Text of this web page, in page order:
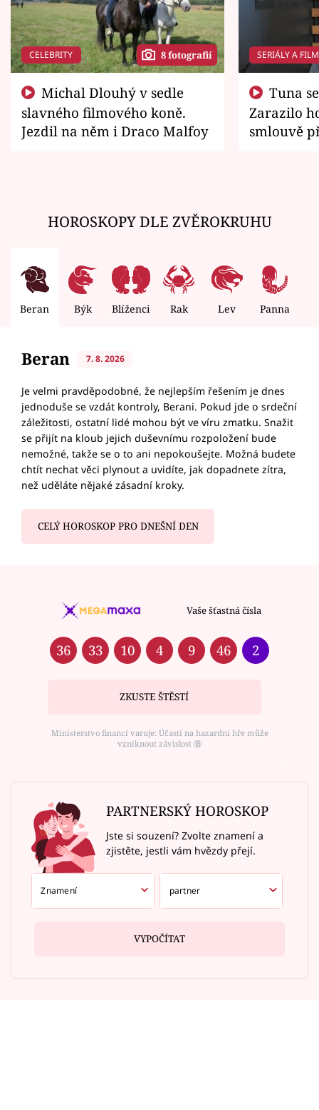
CELEBRITY 8 fotografií
slavného filmového koně.
Jezdil na něm i Draco Malfoy
SERIÁLY A
Zarazilo
smlouvě
HOROSKOPY DLE ZVĚROKRUHU
Beran Býk Blíženci Rak Lev Panna
Beran 7. 8. 2026
Je velmi pravděpodobné, že nejlepším řešením je dnes
jednoduše se vzdát kontroly, Berani. Pokud jde o srdeční
záležitosti, ostatní lidé mohou být ve víru zmatku. Snažit
se přijít na kloub jejich duševnímu rozpoložení bude
nemožné, takže se o to ani nepokoušejte. Možná budete
chtít nechat věci plynout a uvidíte, jak dopadnete zítra,
než uděláte nějaké zásadní kroky.
CELÝ HOROSKOP PRO DNEŠNÍ DEN
Vaše šťastná čísla
36 33 10 4 9 46 2
ZKUSTE ŠTĚSTÍ
Ministerstvo financí varuje: Účastí na hazardní hře může
vzniknout závislost ⑱
PARTNERSKÝ HOROSKOP
Jste si souzení? Zvolte znamení a
zjistěte, jestli vám hvězdy přejí.
VYPOČÍTAT